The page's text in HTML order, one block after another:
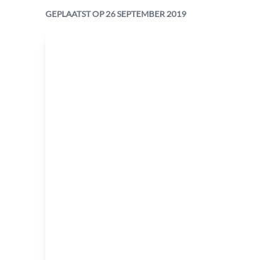
GEPLAATST OP26 SEPTEMBER 2019